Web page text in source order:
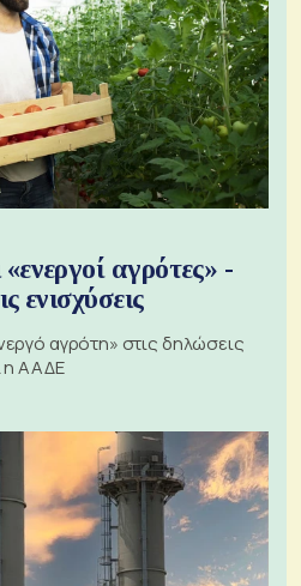
αγρότες» -
ενισχύσεις
αγρότη» στις δηλώσεις
η ΑΑΔΕ